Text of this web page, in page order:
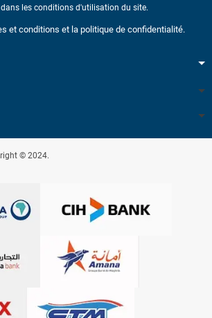
les conditions d'utilisation du site.
et conditions et la politique de confidentialité.
© 2024.